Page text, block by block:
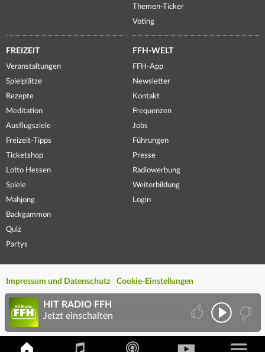
Themen-Ticker
Voting
FREIZEIT
Veranstaltungen
Spielplätze
Rezepte
Meditation
Ausflugsziele
Freizeit-Tipps
Ticketshop
Lotto Hessen
Spiele
Mahjong
Backgammon
Quiz
Partys
FFH-WELT
FFH-App
Newsletter
Kontakt
Frequenzen
Jobs
Führungen
Presse
Radiowerbung
Weiterbildung
Login
Impressum und Datenschutz Cookie-Einstellungen
HIT RADIO FFH
Jetzt einschalten